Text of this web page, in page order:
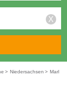
X
> Niedersachsen > Marl